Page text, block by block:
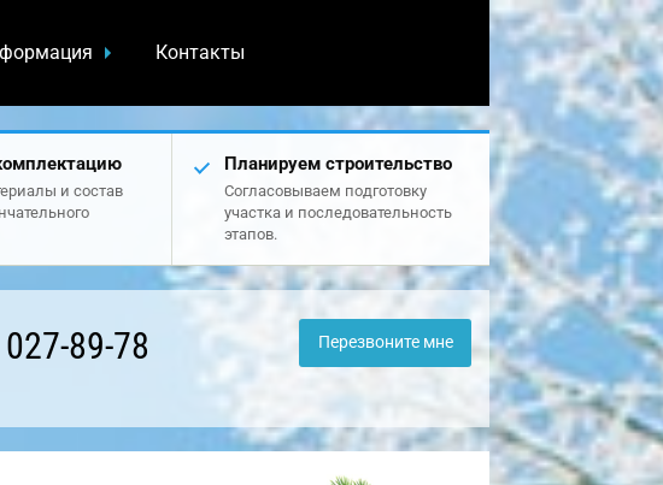
Контакты
и состав
Планируем строительство
Согласовываем подготовку
участка и последовательность
этапов.
89-78 Перезвоните мне